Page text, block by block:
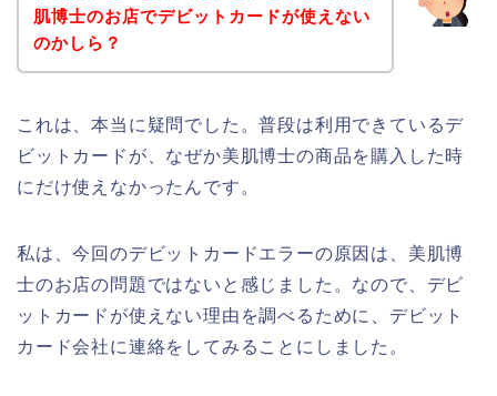
肌博士のお店でデビットカードが使えない
のかしら？
これは、本当に疑問でした。普段は利用できているデ
ビットカードが、なぜか美肌博士の商品を購入した時
にだけ使えなかったんです。
私は、今回のデビットカードエラーの原因は、美肌博
士のお店の問題ではないと感じました。なので、デビ
ットカードが使えない理由を調べるために、デビット
カード会社に連絡をしてみることにしました。